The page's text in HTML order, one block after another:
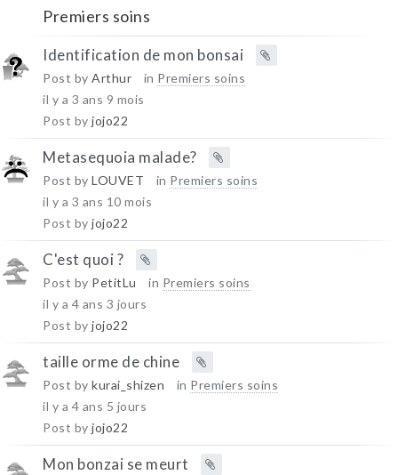
Premiers soins
Identification de mon bonsai
Post by Arthur in Premiers soins
il y a 3 ans 9 mois
Post by jojo22
Metasequoia malade?
Post by LOUVET in Premiers soins
il y a 3 ans 10 mois
Post by jojo22
C'est quoi ?
Post by PetitLu in Premiers soins
il y a 4 ans 3 jours
Post by jojo22
taille orme de chine
Post by kurai_shizen in Premiers soins
il y a 4 ans 5 jours
Post by jojo22
Mon bonzai se meurt